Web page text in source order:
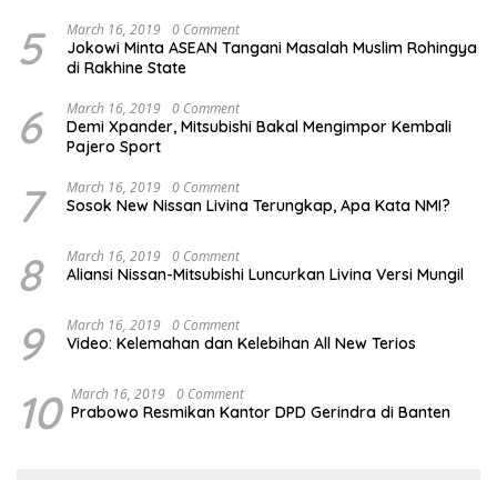
5 March 16, 2019 0 Comment
Jokowi Minta ASEAN Tangani Masalah Muslim Rohingya
di Rakhine State
6 March 16, 2019 0 Comment
Demi Xpander, Mitsubishi Bakal Mengimpor Kembali
Pajero Sport
7 March 16, 2019 0 Comment
Sosok New Nissan Livina Terungkap, Apa Kata NMI?
8 March 16, 2019 0 Comment
Aliansi Nissan-Mitsubishi Luncurkan Livina Versi Mungil
9 March 16, 2019 0 Comment
Video: Kelemahan dan Kelebihan All New Terios
10 March 16, 2019 0 Comment
Prabowo Resmikan Kantor DPD Gerindra di Banten